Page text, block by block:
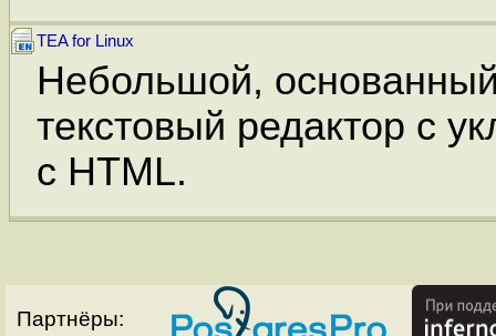
TEA for Linux
Небольшой,
текстовый редактор с
с HTML.
Партнёры: